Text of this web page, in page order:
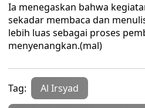
Ia menegaskan bahwa
sekadar membaca dan
lebih luas sebagai proses
menyenangkan.(mal)
Tag: Al Irsyad